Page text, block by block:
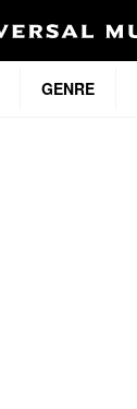
GENRE